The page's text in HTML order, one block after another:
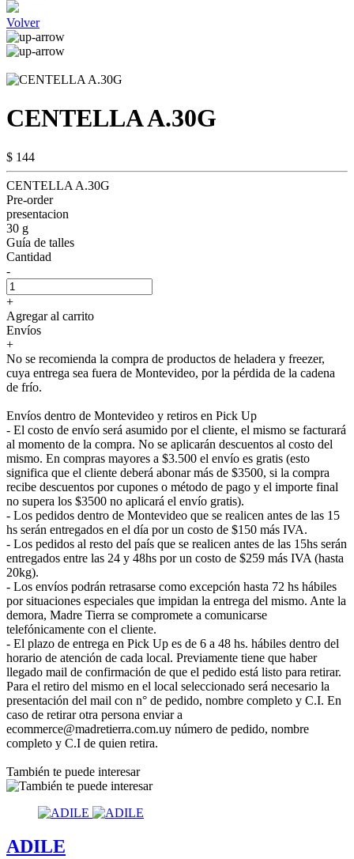
Volver
CENTELLA A.30G
$ 144
CENTELLA A.30G
Pre-order
presentacion
30 g
Guía de talles
Cantidad
-
+
Agregar al carrito
Envíos
+
No se recomienda la compra de productos de heladera y freezer,
cuya entrega sea fuera de Montevideo, por la pérdida de la cadena
de frío.
Envíos dentro de Montevideo y retiros en Pick Up
- El costo de envío será asumido por el cliente, el mismo se facturará
al momento de la compra. No se aplicarán descuentos al costo del
mismo. En compras mayores a $3.500 el envío es gratis (esto
significa que el cliente deberá abonar más de $3500, si la compra
recibe descuentos por cupones o método de pago y el importe final
no supera los $3500 no aplicará el envío gratis).
- Los pedidos dentro de Montevideo que se realicen antes de las 15
hs serán entregados en el día por un costo de $150 más IVA.
- Los pedidos al resto del país que se realicen antes de las 15hs serán
entregados entre las 24 y 48hs por un costo de $259 más IVA (hasta
20kg).
- Los envíos podrán retrasarse como excepción hasta 72 hs hábiles
por situaciones especiales que impidan la entrega del mismo. Ante la
demora, Madre Tierra se compromete a comunicarse
telefónicamente con el cliente.
- El plazo de entrega en Pick Up es de 6 a 48 hs. hábiles dentro del
horario de atención de cada local. Previamente tiene que haber
llegado mail de confirmación de que el pedido está listo para retirar.
Para el retiro del mismo en el local seleccionado será necesario la
presentación del mail con n° de pedido, nombre completo y C.I. En
caso de retirar otra persona enviar a
ecommerce@madretierra.com.uy número de pedido, nombre
completo y C.I de quien retira.
También te puede interesar
ADILE